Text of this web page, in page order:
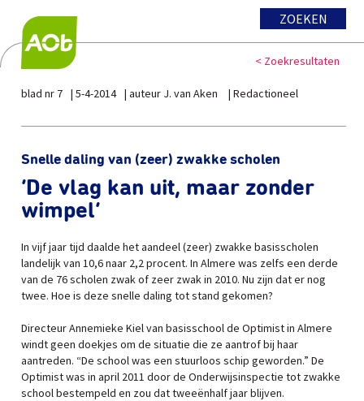
ZOEKEN
< Zoekresultaten
blad nr 7 5-4-2014 auteur J. van Aken Redactioneel
Snelle daling van (zeer) zwakke scholen
‘De vlag kan uit, maar zonder
wimpel’
In vijf jaar tijd daalde het aandeel (zeer) zwakke basisscholen
landelijk van 10,6 naar 2,2 procent. In Almere was zelfs een derde
van de 76 scholen zwak of zeer zwak in 2010. Nu zijn dat er nog
twee. Hoe is deze snelle daling tot stand gekomen?
Directeur Annemieke Kiel van basisschool de Optimist in Almere
windt geen doekjes om de situatie die ze aantrof bij haar
aantreden. “De school was een stuurloos schip geworden.” De
Optimist was in april 2011 door de Onderwijsinspectie tot zwakke
school bestempeld en zou dat tweeënhalf jaar blijven.